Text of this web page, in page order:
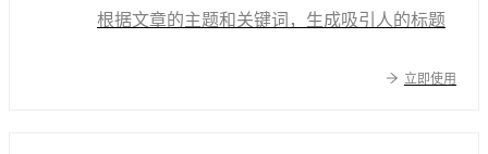
根据文章的主题和关键词，生成吸引人的标题
立即使用